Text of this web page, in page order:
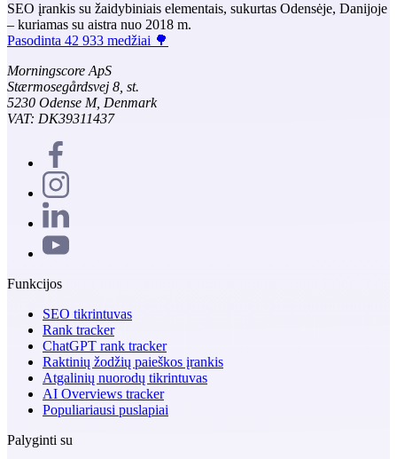
SEO įrankis su žaidybiniais elementais, sukurtas Odensėje, Danijoje
– kuriamas su aistra nuo 2018 m.
Pasodinta 42 933 medžiai 🌳
Morningscore ApS
Stærmosegårdsvej 8, st.
5230 Odense M, Denmark
VAT: DK39311437
Funkcijos
SEO tikrintuvas
Rank tracker
ChatGPT rank tracker
Raktinių žodžių paieškos įrankis
Atgalinių nuorodų tikrintuvas
AI Overviews tracker
Populiariausi puslapiai
Palyginti su